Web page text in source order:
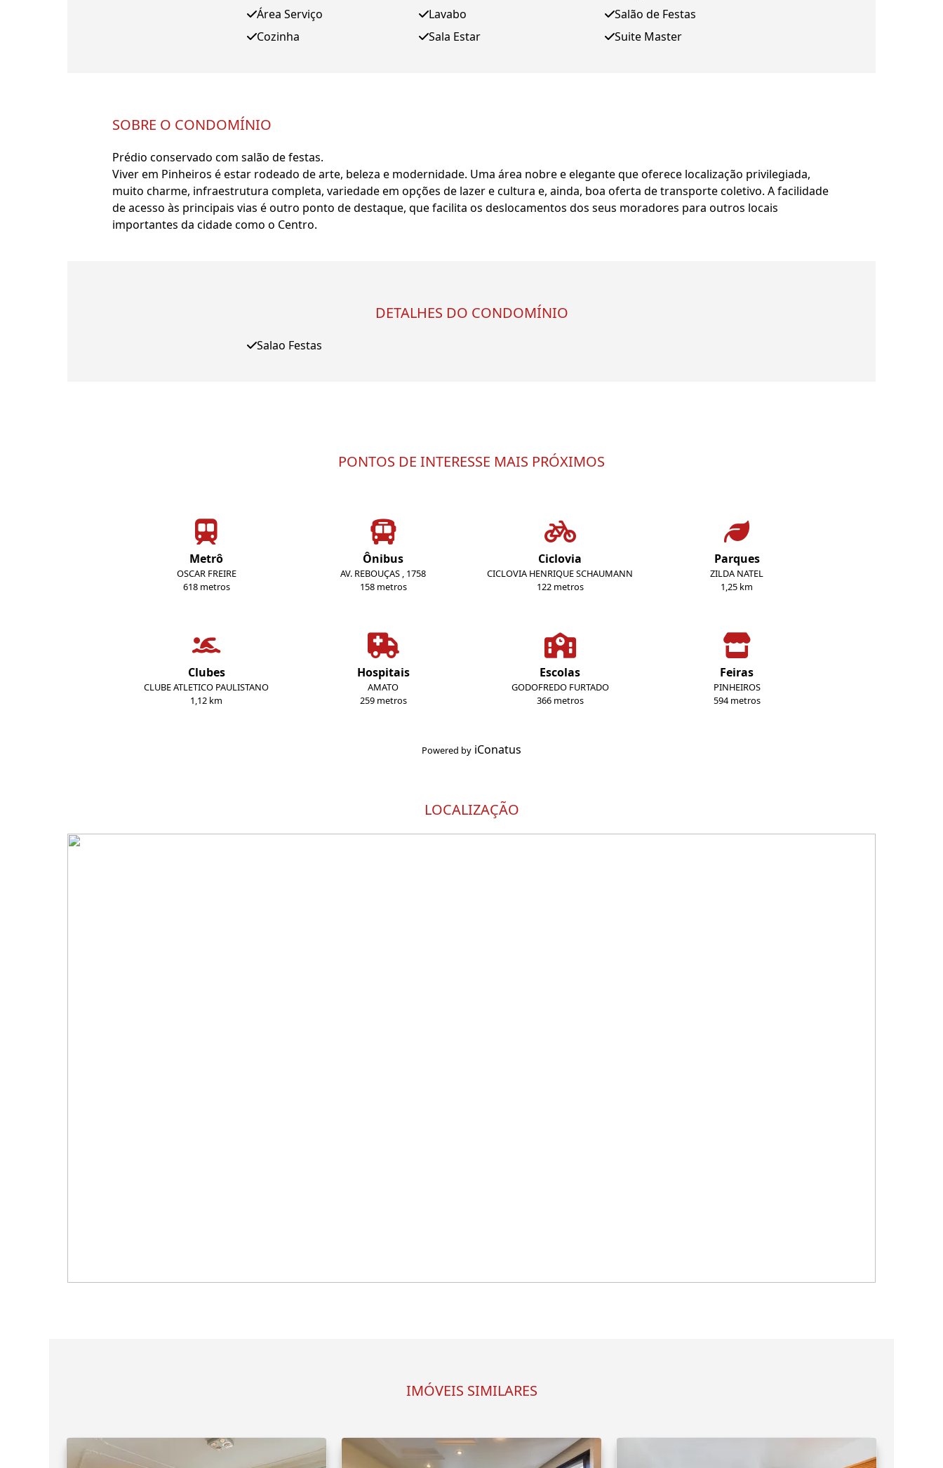
Área Serviço
Cozinha
Lavabo
Sala Estar
Salão de Festas
Suite Master
SOBRE O CONDOMÍNIO
Prédio conservado com salão de festas.
Viver em Pinheiros é estar rodeado de arte, beleza e modernidade. Uma área nobre e elegante que oferece localização privilegiada,
muito charme, infraestrutura completa, variedade em opções de lazer e cultura e, ainda, boa oferta de transporte coletivo. A facilidade
de acesso às principais vias é outro ponto de destaque, que facilita os deslocamentos dos seus moradores para outros locais
importantes da cidade como o Centro.
DETALHES DO CONDOMÍNIO
Salao Festas
PONTOS DE INTERESSE MAIS PRÓXIMOS
Metrô
OSCAR FREIRE
618 metros
Ônibus
AV. REBOUÇAS , 1758
158 metros
Ciclovia
CICLOVIA HENRIQUE SCHAUMANN
122 metros
Parques
ZILDA NATEL
1,25 km
Clubes
CLUBE ATLETICO PAULISTANO
1,12 km
Hospitais
AMATO
259 metros
Escolas
GODOFREDO FURTADO
366 metros
Feiras
PINHEIROS
594 metros
Powered by iConatus
LOCALIZAÇÃO
IMÓVEIS SIMILARES